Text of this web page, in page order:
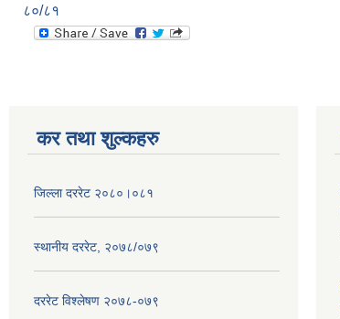
८०/८१
कर तथा शुल्कहरु
जिल्ला दररेट २०८०।०८१
स्थानीय दररेट, २०७८/०७९
दररेट विश्लेषण २०७८-०७९